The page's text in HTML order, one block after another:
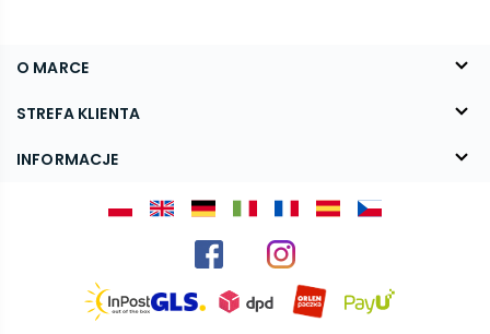
O MARCE
O nas
Blog
STREFA KLIENTA
FAQ
INFORMACJE